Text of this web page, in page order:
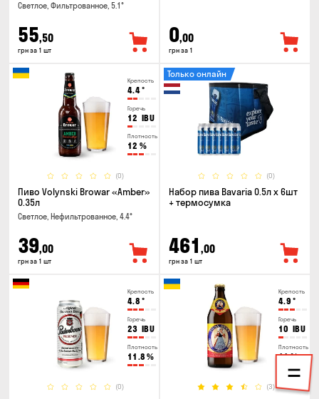
Светлое, Фильтрованное, 5.1°
55,50
грн за 1 шт
0,00
грн за 1
Крепость
4.4°
Горечь
12 IBU
Плотность
12 %
(0)
Пиво Volynski Browar «Amber»
0.35л
Светлое, Нефильтрованное, 4.4°
39,00
грн за 1 шт
(0)
Только онлайн
Набор пива Bavaria 0.5л х 6шт
+ термосумка
461 ,00
грн за 1 шт
Крепость
4.8 °
Горечь
23 IBU
Плотность
11.8 %
(0)
Крепость
4.9 °
Горечь
10 IBU
Плотность
11%
(3)